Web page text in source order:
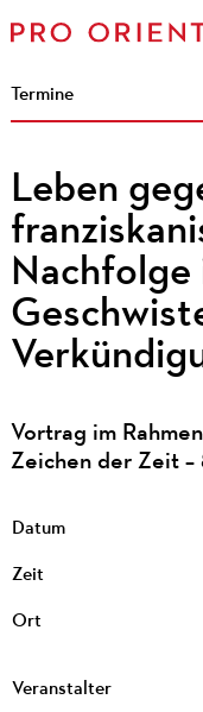
Termine
Leben
Nachfolge
Vortrag im
Zeichen der Zeit –
Datum
Zeit
Ort
Veranstalter